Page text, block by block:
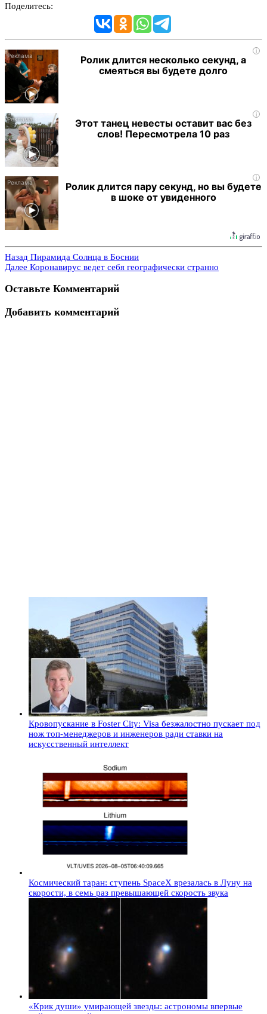
Поделитесь:
i
Ролик длится несколько секунд, а
смеяться вы будете долго
i
Этот танец невесты оставит вас без
слов! Пересмотрела 10 раз
i
Ролик длится пару секунд, но вы будете
в шоке от увиденного
Назад Пирамида Солнца в Боснии
Далее Коронавирус ведет себя географически странно
Оставьте Комментарий
Добавить комментарий
Кровопускание в Foster City: Visa безжалостно пускает под
нож топ-менеджеров и инженеров ради ставки на
искусственный интеллект
Космический таран: ступень SpaceX врезалась в Луну на
скорости, в семь раз превышающей скорость звука
«Крик души» умирающей звезды: астрономы впервые